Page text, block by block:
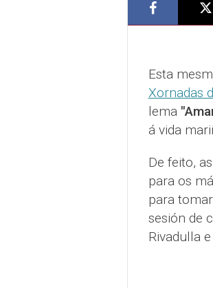
Esta
Xornadas
lema
á vida
De feito,
para os
para
sesión de
Rivadulla